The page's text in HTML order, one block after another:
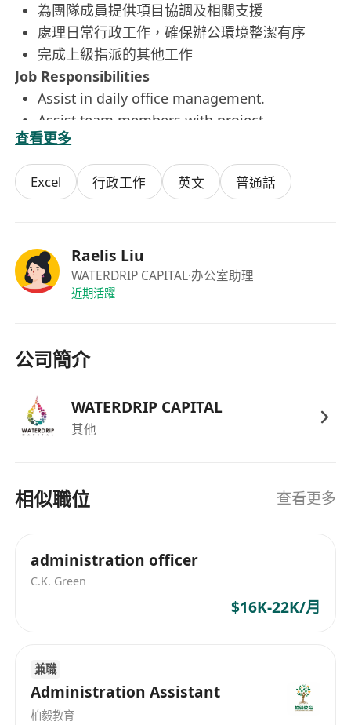
為團隊成員提供項目協調及相關支援
處理日常行政工作，確保辦公環境整潔有序
完成上級指派的其他工作
Job Responsibilities
Assist in daily office management.
Assist team members with project
coordination and support.
Handle daily administrative tasks and ensure
a clean and orderly office environment.
香港永久性居民（持有香港永久性身份證）
文憑或以上學歷，歡迎應屆畢業生申請
能以中文溝通，並具備簡單英語溝通能力
為人友善、具服務意識、工作積極主動，能在壓
掌握 PS 等設計軟體，能夠完成簡單的圖片處
理、圖文排版等基礎設計工作。
Hong Kong permanent resident (holding a
welcomed.
Able to communicate in Chinese and simple
Friendly, service-oriented, proactive, and
able to handle tasks under pressure.
Proficient in PS and other design software,
查看更多
Excel 行政工作 英文 普通話
Raelis Liu
WATERDRIP CAPITAL·办公室助理
近期活躍
公司簡介
WATERDRIP CAPITAL
其他
相似職位 查看更多
administration officer
C.K. Green
$16K-22K/月
兼職
Administration Assistant
柏毅教育